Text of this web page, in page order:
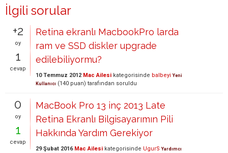
İlgili sorular
+2
oy
1
cevap
Retina ekranlı MacbookPro larda
ram ve SSD diskler upgrade
edilebiliyormu?
10 Temmuz 2012 Mac Ailesi kategorisinde balbeyi Yeni
Kullanıcı (140 puan) tarafından soruldu
0
oy
1
cevap
MacBook Pro 13 inç 2013 Late
Retina Ekranlı Bilgisayarımın Pili
Hakkında Yardım Gerekiyor
29 Şubat 2016 Mac Ailesi kategorisinde UgurS Yardımcı